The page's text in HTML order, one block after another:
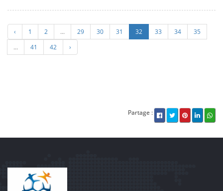
‹ 1 2 ... 29 30 31 32 33 34
35
...
41 42 ›
Partage :